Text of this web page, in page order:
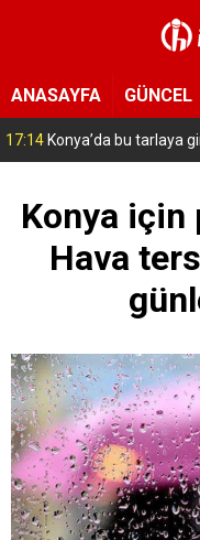
ANASAYFA GÜNCEL
09:24 YENİ Parti’nin
Konya için
Hava